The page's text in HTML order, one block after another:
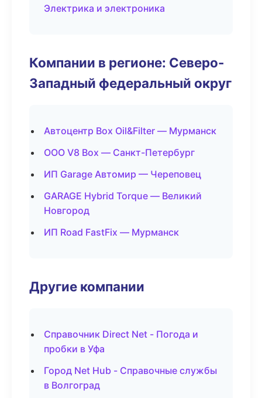
Электрика и электроника
Компании в регионе: Северо-
Западный федеральный округ
Автоцентр Box Oil&Filter — Мурманск
ООО V8 Box — Санкт-Петербург
ИП Garage Автомир — Череповец
GARAGE Hybrid Torque — Великий
Новгород
ИП Road FastFix — Мурманск
Другие компании
Справочник Direct Net - Погода и
пробки в Уфа
Город Net Hub - Справочные службы
в Волгоград